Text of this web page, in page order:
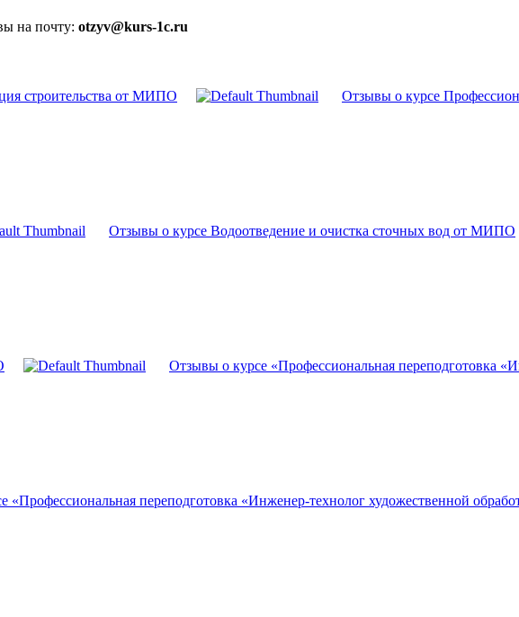
на почту: otzyv@kurs-1c.ru
строительства от МИПО Отзывы о курсе
Отзывы о курсе Водоотведение и очистка сточных вод от МИПО
Отзывы о курсе «Профессиональная переподготовка
«Профессиональная переподготовка «Инженер-технолог художественной